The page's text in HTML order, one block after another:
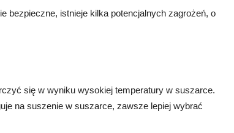
bezpieczne, istnieje kilka potencjalnych zagrożeń, o
się w wyniku wysokiej temperatury w suszarce.
na suszenie w suszarce, zawsze lepiej wybrać